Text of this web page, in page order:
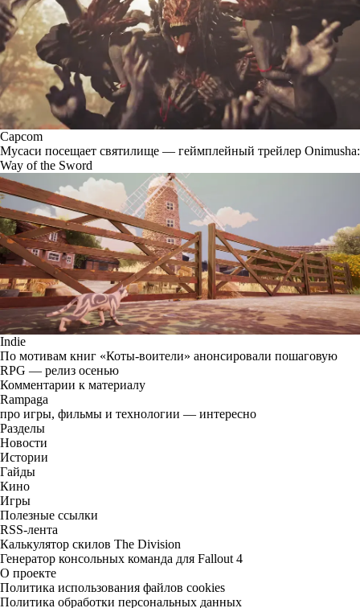
Capcom
Мусаси посещает святилище — геймплейный трейлер Onimusha:
Way of the Sword
Indie
По мотивам книг «Коты-воители» анонсировали пошаговую
RPG — релиз осенью
Комментарии к материалу
Rampaga
про игры, фильмы и технологии — интересно
Разделы
Новости
Истории
Гайды
Кино
Игры
Полезные ссылки
RSS-лента
Калькулятор скилов The Division
Генератор консольных команда для Fallout 4
О проекте
Политика использования файлов cookies
Политика обработки персональных данных